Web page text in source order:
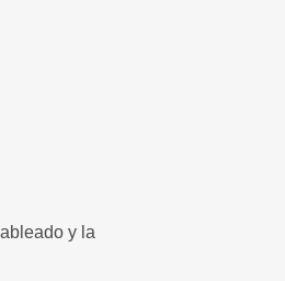
y la